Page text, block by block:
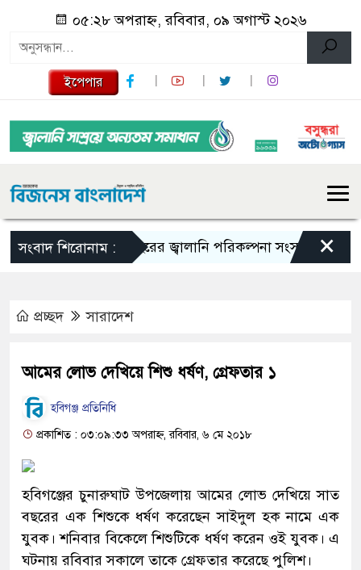
০৫:২৮ অপরাহ্ন, রবিবার, ০৯ অগাস্ট ২০২৬
ইপেপার
সংবাদ শিরোনাম :১০ বছরের জ্বালানি পরিকল্পনা সংসদে তুলে ধরবে
×
প্রচ্ছদ সারাদেশ
আমের লোভ দেখিয়ে শিশু ধর্ষণ, গ্রেফতার ১
হবিগঞ্জ প্রতিনিধি
প্রকাশিত : ০৩:০৯:৩৩ অপরাহ্ন, রবিবার, ৬ মে ২০১৮
হবিগঞ্জের চুনারুঘাট উপজেলায় আমের লোভ দেখিয়ে সাত
বছরের এক শিশুকে ধর্ষণ করেছেন সাইদুল হক নামে এক
যুবক। শনিবার বিকেলে শিশুটিকে ধর্ষণ করেন ওই যুবক। এ
ঘটনায় রবিবার সকালে তাকে গ্রেফতার করেছে পুলিশ।